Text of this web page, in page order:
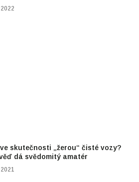
skutečnosti „žerou“ čisté vozy?
dá svědomitý amatér